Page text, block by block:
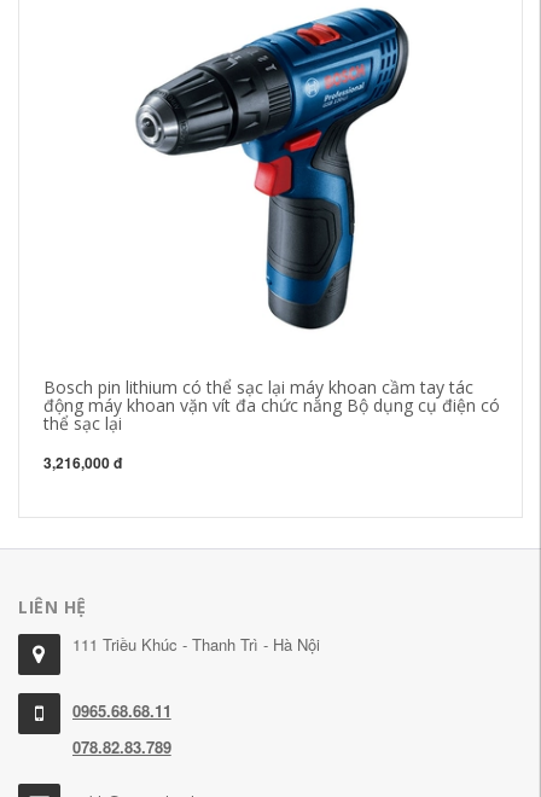
Bosch pin lithium có thể sạc lại máy khoan cầm tay tác
động máy khoan vặn vít đa chức năng Bộ dụng cụ điện có
thể sạc lại
3,216,000 đ
LIÊN HỆ
111 Triều Khúc - Thanh Trì - Hà Nội
0965.68.68.11
078.82.83.789